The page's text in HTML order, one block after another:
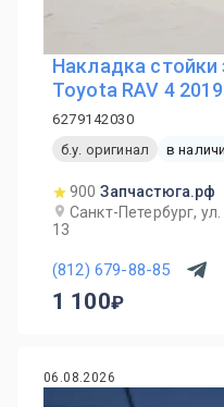
Накладка стойки
Toyota RAV 4
6279142030
б.у. оригинал
в
900 Запчастюга.рф
Санкт-Петербург,
13
(812) 679-88-85
1 100
06.08.2026